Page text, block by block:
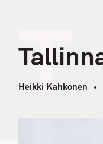
T
Heikki Kahkonen